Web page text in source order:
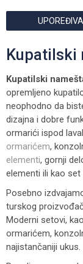
Kupatilski
Kupatilski
opremljeno
neophodno da
dizajna i dobre
ormarići ispod
ormarićem,
elementi, gornji
elementi ili kao
Posebno
turskog
Moderni setovi,
ormarićem,
najistančaniji ukus.